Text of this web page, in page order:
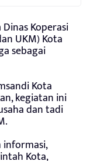
Koperasi
UKM) Kota
sebagai
Kota
kegiatan ini
dan tadi
informasi,
Kota,